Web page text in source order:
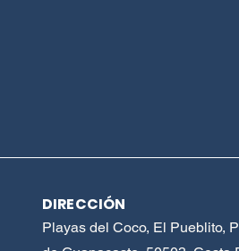
DIRECCIÓN
Playas del Coco, El Pueblito,